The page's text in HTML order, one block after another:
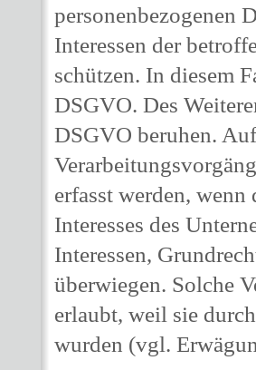
personenbezogenen
Interessen der
schützen. In diesem
DSGVO. Des
DSGVO beruhen.
erfasst werden,
Interesses des
Interessen,
überwiegen. Solche
erlaubt, weil sie
wurden (vgl.